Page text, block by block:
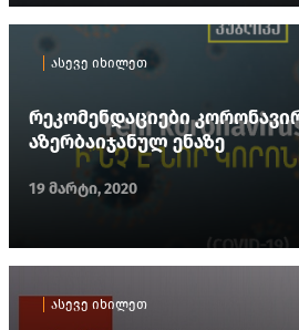
ასევე იხილეთ
რეკომენდაციები
აზერბაიჯანულ ენაზე
19 მარტი, 2020
ასევე იხილეთ